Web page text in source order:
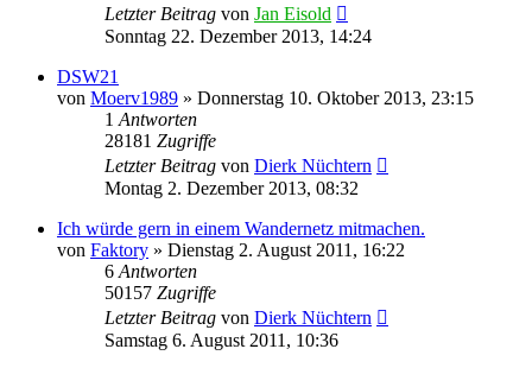
Letzter Beitrag von Jan Eisold
Sonntag 22. Dezember 2013, 14:24
DSW21
von Moerv1989 » Donnerstag 10. Oktober 2013, 23:15
1 Antworten
28181 Zugriffe
Letzter Beitrag von Dierk Nüchtern
Montag 2. Dezember 2013, 08:32
Ich würde gern in einem Wandernetz mitmachen.
von Faktory » Dienstag 2. August 2011, 16:22
6 Antworten
50157 Zugriffe
Letzter Beitrag von Dierk Nüchtern
Samstag 6. August 2011, 10:36